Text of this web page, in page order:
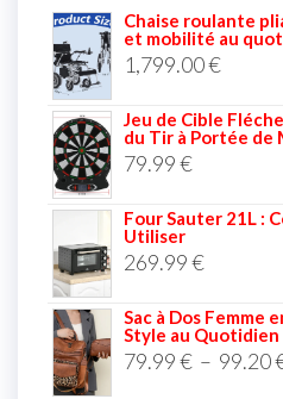
Chaise roulante
et mobilité au
1,799.00€
Jeu de Cible
du Tir à Portée de
79.99€
Four Sauter 21L :
Utiliser
269.99€
Sac à Dos Femme
Style au Quotidien
79.99€ – 99.20